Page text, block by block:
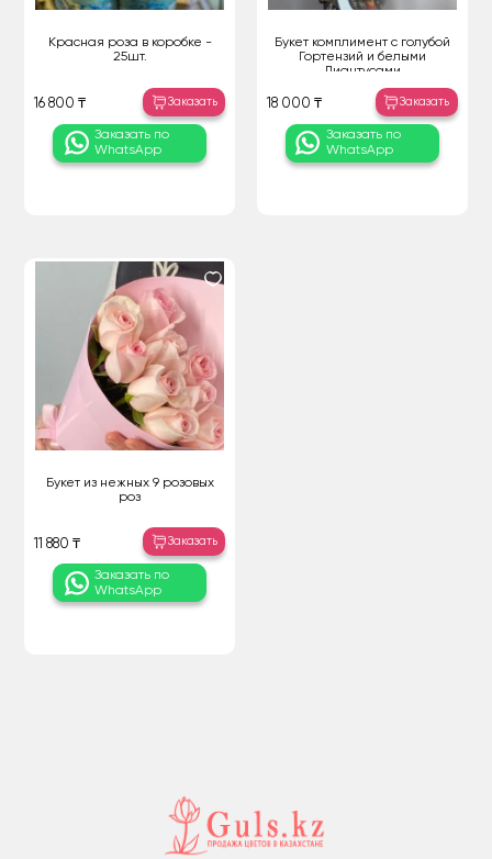
Красная роза в коробке -
25шт.
16 800 ₸ Заказать
Заказать по
WhatsApp
Букет комплимент с голубой
Гортензий и белыми
Диантусами
18 000 ₸ Заказать
Заказать по
WhatsApp
Букет из нежных 9 розовых
роз
11 880 ₸ Заказать
Заказать по
WhatsApp